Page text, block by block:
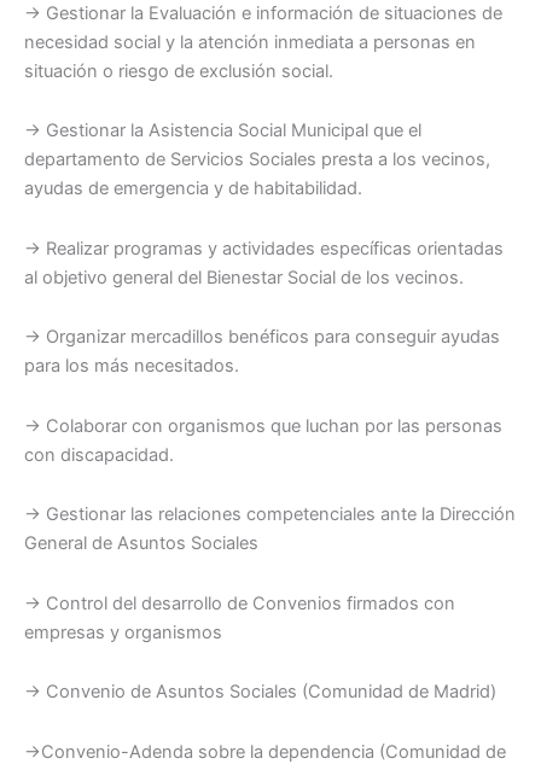
→ Gestionar la Evaluación e información de situaciones de
necesidad social y la atención inmediata a personas en
situación o riesgo de exclusión social.
→ Gestionar la Asistencia Social Municipal que el
departamento de Servicios Sociales presta a los vecinos,
ayudas de emergencia y de habitabilidad.
→ Realizar programas y actividades específicas orientadas
al objetivo general del Bienestar Social de los vecinos.
→ Organizar mercadillos benéficos para conseguir ayudas
para los más necesitados.
→ Colaborar con organismos que luchan por las personas
con discapacidad.
→ Gestionar las relaciones competenciales ante la Dirección
General de Asuntos Sociales
→ Control del desarrollo de Convenios firmados con
empresas y organismos
→ Convenio de Asuntos Sociales (Comunidad de Madrid)
→Convenio-Adenda sobre la dependencia (Comunidad de